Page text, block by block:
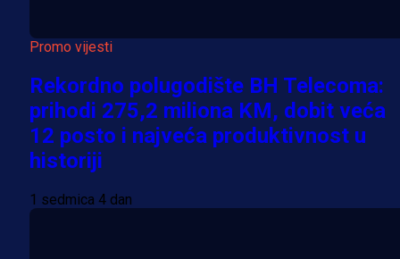
Promo vijesti
Rekordno polugodište BH Telecoma:
prihodi 275,2 miliona KM, dobit veća
12 posto i najveća produktivnost u
historiji
1 sedmica 4 dan